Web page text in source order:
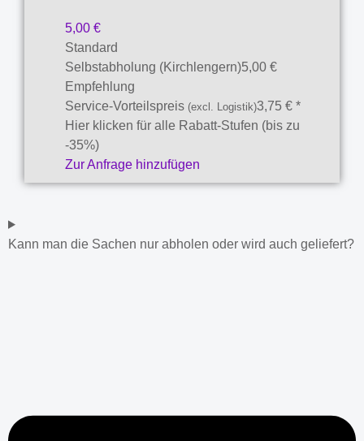
5,00 €
Standard
Selbstabholung (Kirchlengern)5,00 €
Empfehlung
Service-Vorteilspreis (excl. Logistik)3,75 € *
Hier klicken für alle Rabatt-Stufen (bis zu
-35%)
Zur Anfrage hinzufügen
Kann man die Sachen nur abholen oder wird auch geliefert?